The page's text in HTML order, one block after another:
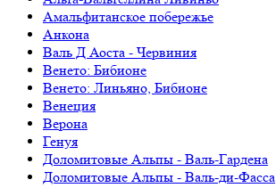
Амальфитанское побережье
Анкона
Валь Д Аоста - Червиния
Венето: Бибионе
Венето: Линьяно, Бибионе
Венеция
Верона
Генуя
Доломитовые Альпы - Валь-Гардена
Доломитовые Альпы - Валь-ди-Фасса